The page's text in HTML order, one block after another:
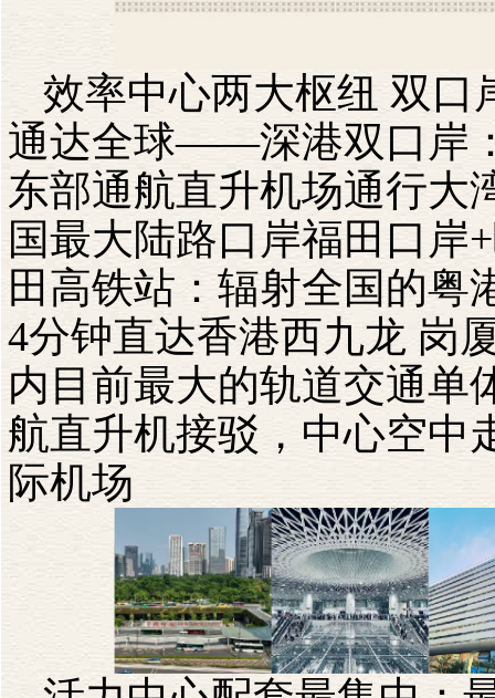
效率中心两大枢纽 双口
通达全球——深港双口岸
东部通航直升机场通行大
国最大陆路口岸福田口岸+
田高铁站：辐射全国的粤
4分钟直达香港西九龙 岗
内目前最大的轨道交通单
航直升机接驳，中心空中
际机场